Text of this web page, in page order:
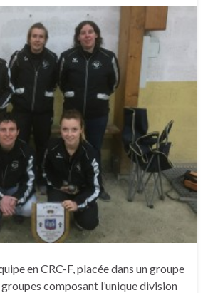
en CRC-F, placée dans un groupe
composant l’unique division